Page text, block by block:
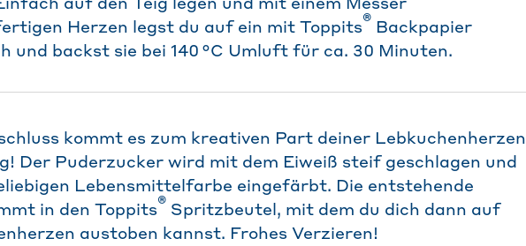
auf den Teig legen und mit einem Messer
Herzen legst du auf ein mit Toppits® Backpapier
und backst sie bei 140 °C Umluft für ca. 30 Minuten.
kommt es zum kreativen Part deiner Lebkuchenherzen
Der Puderzucker wird mit dem Eiweiß steif geschlagen und
Lebensmittelfarbe eingefärbt. Die entstehende
in den Toppits® Spritzbeutel, mit dem du dich dann auf
austoben kannst. Frohes Verzieren!